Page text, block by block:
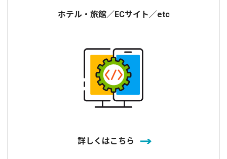
ホテル・旅館／ECサイト／etc
詳しくはこちら